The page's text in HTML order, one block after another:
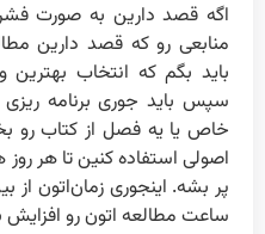
اگه قصد دارین به صورت
منابعی رو که قصد دارین
باید بگم که انتخاب
سپس باید جوری برنامه
خاص یا یه فصل از کتاب رو
اصولی استفاده کنین تا هر
پر بشه. اینجوری زمان‌اتون از
ساعت مطالعه اتون رو افزایش